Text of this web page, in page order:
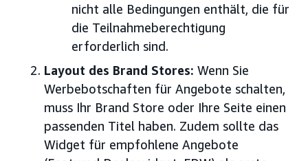
nicht alle Bedingungen enthält, die für
die Teilnahmeberechtigung
erforderlich sind.
Layout des Brand Stores: Wenn Sie
Werbebotschaften für Angebote schalten,
muss Ihr Brand Store oder Ihre Seite einen
passenden Titel haben. Zudem sollte das
Widget für empfohlene Angebote